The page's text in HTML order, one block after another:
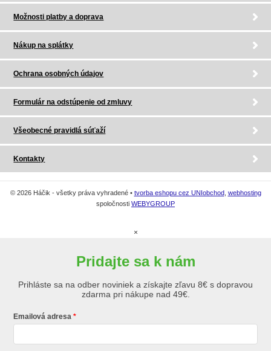
Možnosti platby a doprava
Nákup na splátky
Ochrana osobných údajov
Formulár na odstúpenie od zmluvy
Všeobecné pravidlá súťaží
Kontakty
© 2026 Háčik - všetky práva vyhradené • tvorba eshopu cez UNIobchod webhosting
spoločnosti WEBYGROUP
×
Pridajte sa k nám
Prihláste sa na odber noviniek a získajte zľavu 8€ s dopravou
zdarma pri nákupe nad 49€.
Emailová adresa